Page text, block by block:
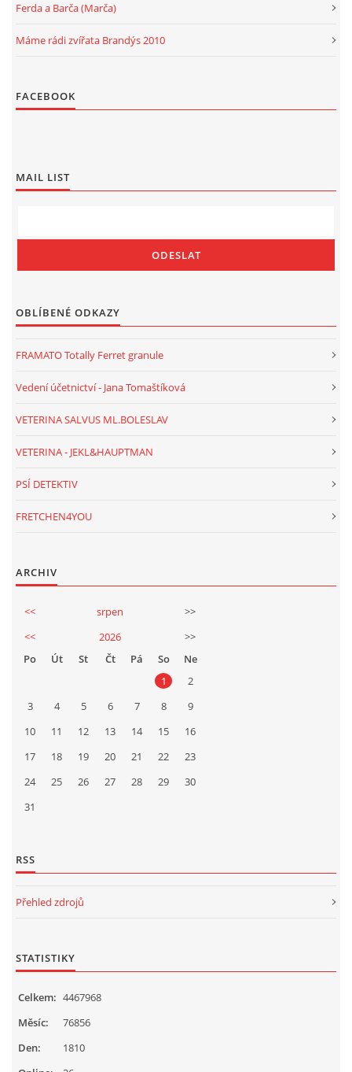
Ferda a Barča (Marča)
Máme rádi zvířata Brandýs 2010
FACEBOOK
MAIL LIST
OBLÍBENÉ ODKAZY
FRAMATO Totally Ferret granule
Vedení účetnictví - Jana Tomaštíková
VETERINA SALVUS ML.BOLESLAV
VETERINA - JEKL&HAUPTMAN
PSÍ DETEKTIV
FRETCHEN4YOU
ARCHIV
<< srpen
>>
<<
2026
>>
Po
Út St Čt Pá So
Ne
1
2
3
4 5 6 7 8
9
10
11 12 13 14 15
16
17
18 19 20 21 22
23
24
25 26 27 28 29
30
31
RSS
Přehled zdrojů
STATISTIKY
Celkem: 4467968
Měsíc:
76856
Den:
1810